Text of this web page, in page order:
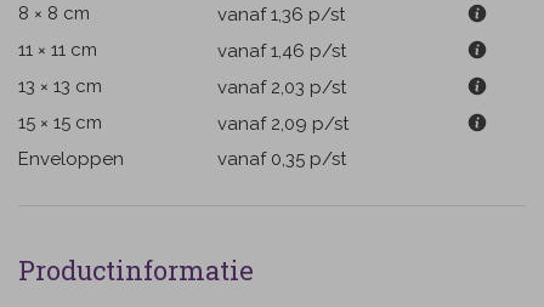
8 × 8 cm
vanaf 1,36 p/st
11 × 11 cm
vanaf 1,46 p/st
13 × 13 cm
vanaf 2,03 p/st
15 × 15 cm
vanaf 2,09 p/st
Enveloppen
vanaf 0,35 p/st
Productinformatie